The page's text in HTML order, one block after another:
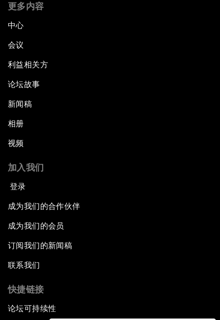
更多内容
中心
会议
利益相关方
论坛故事
新闻稿
相册
视频
加入我们
登录
成为我们的合作伙伴
成为我们的会员
订阅我们的新闻稿
联系我们
快捷链接
论坛可持续性